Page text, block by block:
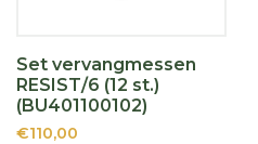
Set vervangmessen
RESIST/6 (12 st.)
(BU401100102)
€110,00